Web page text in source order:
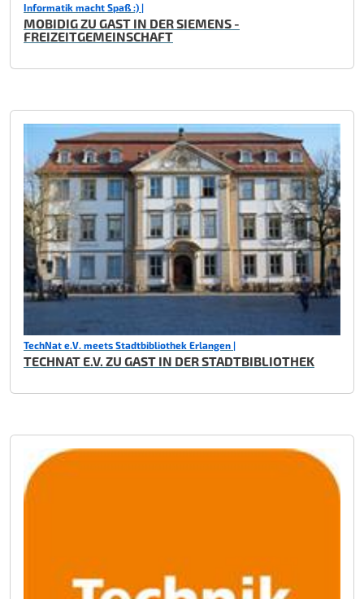
Informatik macht Spaß :) |
MOBIDIG ZU GAST IN DER SIEMENS -
FREIZEITGEMEINSCHAFT
TechNat e.V. meets Stadtbibliothek Erlangen |
TECHNAT E.V. ZU GAST IN DER STADTBIBLIOTHEK